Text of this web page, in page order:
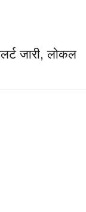
जारी, लोकल